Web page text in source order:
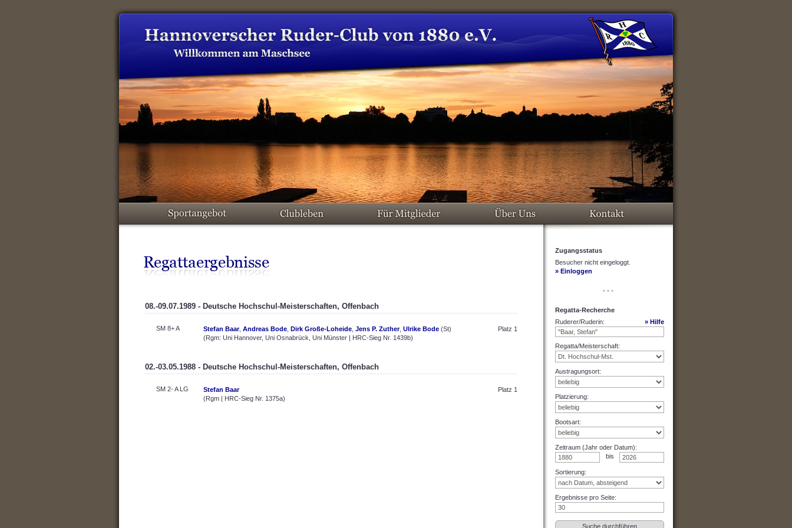
08.-09.07.1989 - Deutsche Hochschul-Meisterschaften, Offenbach
SM 8+ A Stefan Baar, Andreas Bode Dirk Große-Loheide Jens P. Zuther, Ulrike Bode (St)
(Rgm: Uni Hannover, Uni Osnabrück, Uni Münster | HRC-Sieg Nr. 1439b)
Platz 1
02.-03.05.1988 - Deutsche Hochschul-Meisterschaften, Offenbach
SM 2- A LG
Stefan Baar
(Rgm | HRC-Sieg Nr. 1375a)
Platz 1
Zugangsstatus
Besucher nicht eingeloggt.
» Einloggen
• • •
Regatta-Recherche
» Hilfe
Ruderer/Ruderin:
Regatta/Meisterschaft:
Austragungsort:
Platzierung:
Bootsart:
Zeitraum (Jahr oder Datum):
bis
Sortierung:
Ergebnisse pro Seite: